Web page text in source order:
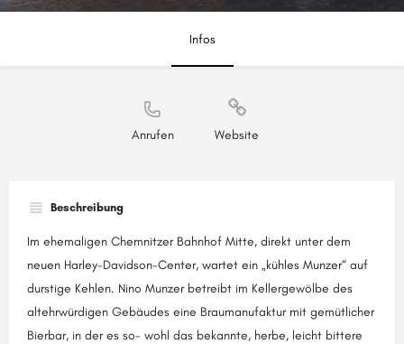
Infos
Anrufen Website
Beschreibung
Im ehemaligen Chemnitzer Bahnhof Mitte, direkt unter dem
neuen Harley-Davidson-Center, wartet ein „kühles Munzer“ auf
durstige Kehlen. Nino Munzer betreibt im Kellergewölbe des
altehrwürdigen Gebäudes eine Braumanufaktur mit gemütlicher
Bierbar, in der es so- wohl das bekannte, herbe, leicht bittere